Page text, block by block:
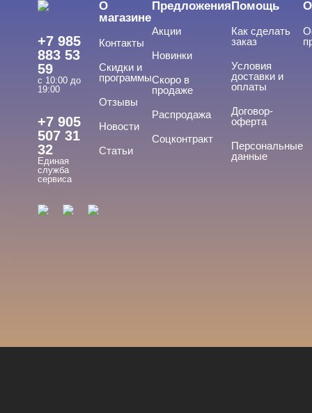
Cвернуть
База
База жесткая
+7 985
883 53
59
с 10:00 до
19:00
+7 905
507 31
32
Единая
служба
сервиса
О
магазине
Контакты
Скидки и
программы
Отзывы
Новости
Статьи
Предложения
Акции
Новинки
Скоро в
продаже
Распродажа
Соцконтракт
Помощь
Как сделать
заказ
Условия
доставки и
оплаты
Договор-
оферта
Персональные
данные